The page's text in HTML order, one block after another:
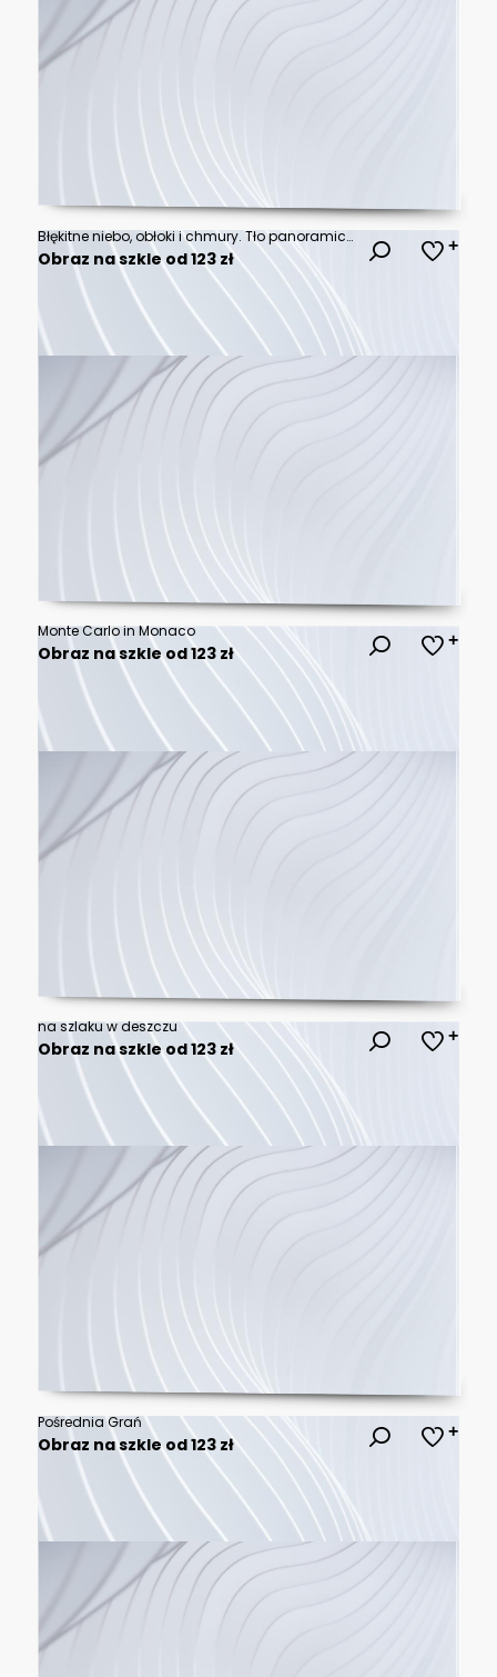
Błękitne niebo, obłoki i chmury. Tło panoramiczne do banerów, grafik. Rajska przestrzeń.
Obraz na szkle od 123 zł
Monte Carlo in Monaco
Obraz na szkle od 123 zł
na szlaku w deszczu
Obraz na szkle od 123 zł
Pośrednia Grań
Obraz na szkle od 123 zł